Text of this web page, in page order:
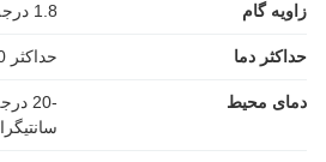
زاویه گام 1.8 درجه
حداکثر دما حداکثر 80 درجه سانتیگراد
دمای محیط
سانتیگراد